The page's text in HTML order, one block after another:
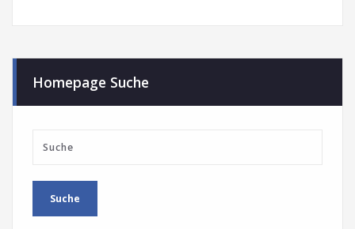
Homepage Suche